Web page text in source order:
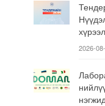
2026-